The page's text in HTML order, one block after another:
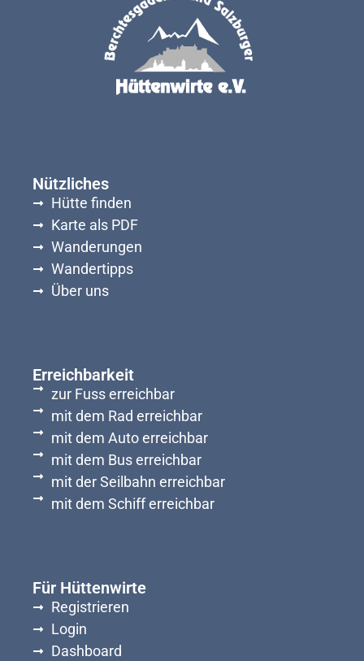
Nützliches
Hütte finden
Karte als PDF
Wanderungen
Wandertipps
Über uns
Erreichbarkeit
zur Fuss erreichbar
mit dem Rad erreichbar
mit dem Auto erreichbar
mit dem Bus erreichbar
mit der Seilbahn erreichbar
mit dem Schiff erreichbar
Für Hüttenwirte
Registrieren
Login
Dashboard